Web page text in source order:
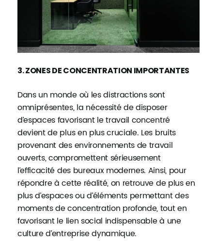
3. ZONES DE CONCENTRATION IMPORTANTES
Dans un monde où les distractions sont
omniprésentes, la nécessité de disposer
d’espaces favorisant le travail concentré
devient de plus en plus cruciale. Les bruits
provenant des environnements de travail
ouverts, compromettent sérieusement
l’efficacité des bureaux modernes. Ainsi, pour
répondre à cette réalité, on retrouve de plus en
plus d’espaces ou d’éléments permettant des
moments de concentration profonde, tout en
favorisant le lien social indispensable à une
culture d’entreprise dynamique.